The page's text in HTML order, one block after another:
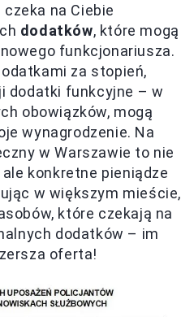
na Ciebie
dodatków, które mogą
funkcjonariusza.
za stopień,
dodatki funkcyjne – w
obowiązków, mogą
wynagrodzenie. Na
w Warszawie to nie
konkretne pieniądze
w większym mieście,
które czekają na
dodatków – im
oferta!